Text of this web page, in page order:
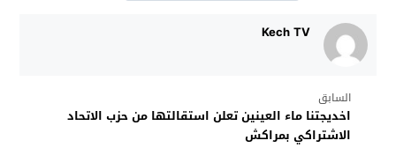
Kech TV
السابق
اخديجتنا ماء العينين تعلن استقالتها من حزب الاتحاد
الاشتراكي بمراكش